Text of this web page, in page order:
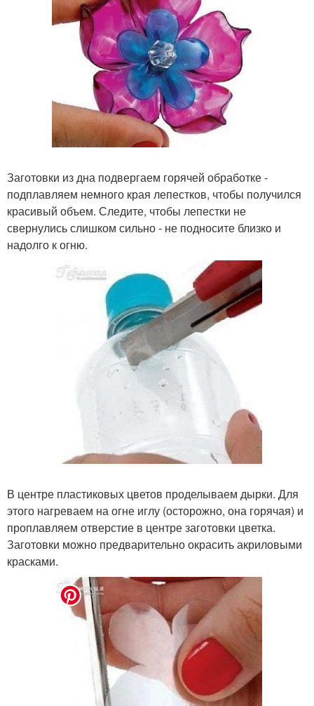
Заготовки из дна подвергаем горячей обработке -
подплавляем немного края лепестков, чтобы получился
красивый объем. Следите, чтобы лепестки не
свернулись слишком сильно - не подносите близко и
надолго к огню.
В центре пластиковых цветов проделываем дырки. Для
этого нагреваем на огне иглу (осторожно, она горячая) и
проплавляем отверстие в центре заготовки цветка.
Заготовки можно предварительно окрасить акриловыми
красками.